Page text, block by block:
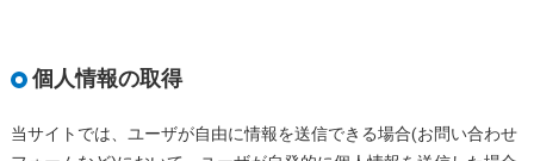
個人情報の取得
当サイトでは、ユーザが自由に情報を送信できる場合(お問い合わせ